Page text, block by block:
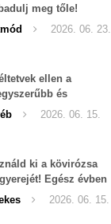
meg tőle!
2026. 06. 23.
ellen a
és
filléres
2026. 06. 15.
ki a kövirózsa
Egész évben
2026. 06. 15.